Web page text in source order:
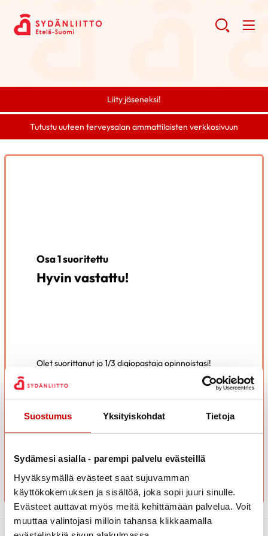
Suostumus Yksityiskohdat Tietoja
Sydämesi asialla - parempi palvelu evästeillä
Hyväksymällä evästeet saat sujuvamman
käyttökokemuksen ja sisältöä, joka sopii juuri sinulle.
Evästeet auttavat myös meitä kehittämään palvelua. Voit
muuttaa valintojasi milloin tahansa klikkaamalla
Liity jäseneksi!
Tutustu uuteen terveysalan ammattilaisten verkkosivuun
Osa 1 suoritettu
Hyvin vastattu!
Olet suorittanut jo 1/3 digiopastaja opinnoistasi!
Viimeistään nyt on hyvä pitää pieni tauko ja sulatella
oppimaasi.
SIIRRY OSAAN 2